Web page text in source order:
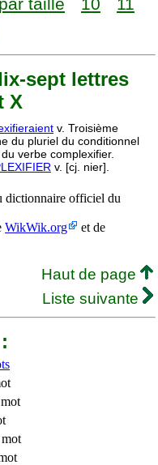
sept lettres
X
v. Troisième
du pluriel du conditionnel
verbe complexifier.
v. [cj. nier].
dictionnaire officiel du
WikWik.org
et de
Haut de page
Liste suivante